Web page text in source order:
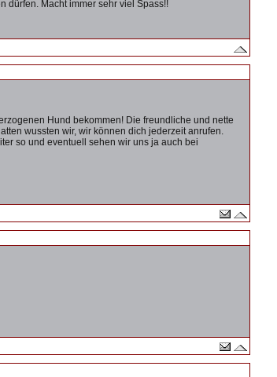
dürfen. Macht immer sehr viel Spass!!
Hund bekommen! Die freundliche und nette
wussten wir, wir können dich jederzeit anrufen.
so und eventuell sehen wir uns ja auch bei